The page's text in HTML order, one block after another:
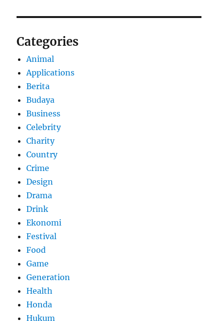
Categories
Animal
Applications
Berita
Budaya
Business
Celebrity
Charity
Country
Crime
Design
Drama
Drink
Ekonomi
Festival
Food
Game
Generation
Health
Honda
Hukum